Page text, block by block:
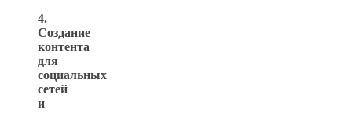
4.
Создание
контента
для
социальных
сетей
и